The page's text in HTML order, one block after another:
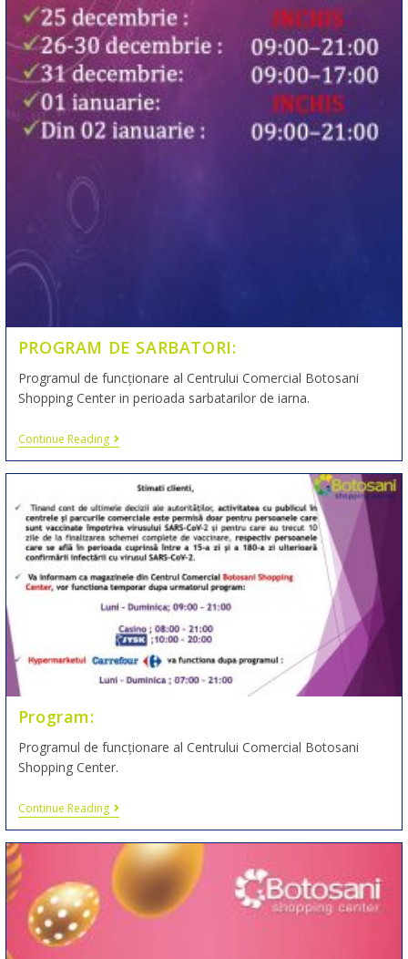
PROGRAM DE SARBATORI:
Programul de funcționare al Centrului Comercial Botosani
Shopping Center in perioada sarbatarilor de iarna.
Continue Reading
Program:
Programul de funcționare al Centrului Comercial Botosani
Shopping Center.
Continue Reading